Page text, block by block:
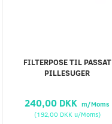
FILTERPOSE TIL PASSAT
PILLESUGER
240,00 DKK m/Moms
(192,00 DKK u/Moms)